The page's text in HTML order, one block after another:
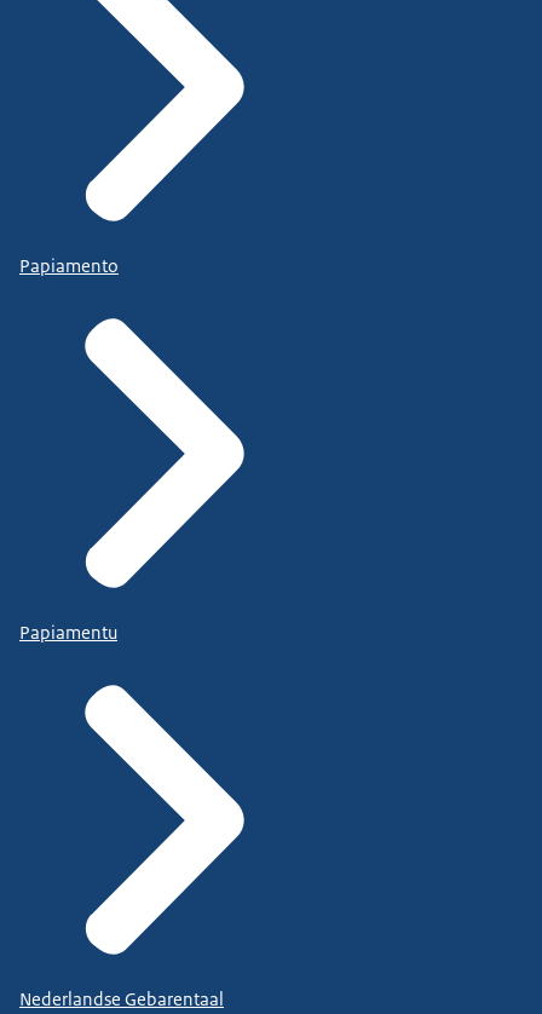
Papiamento
Papiamentu
Nederlandse Gebarentaal